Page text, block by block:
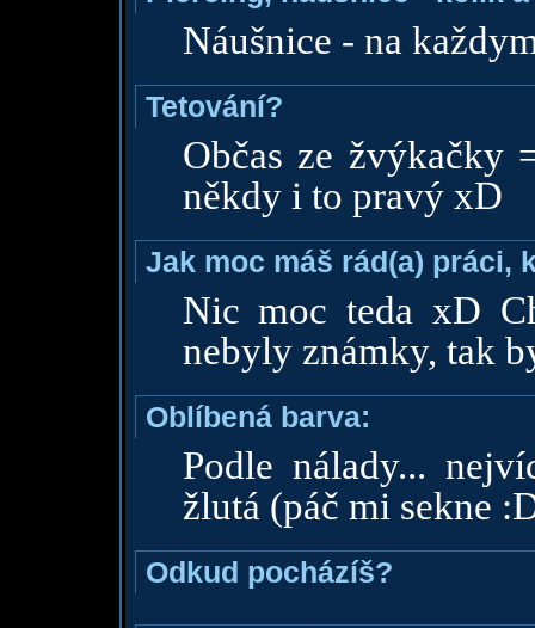
Náušnice - na
Tetování?
Občas ze žvýkačky
někdy i to pravý xD
Jak moc máš rád(a) práci,
Nic moc teda xD
nebyly známky, tak
Oblíbená barva:
Podle nálady...
žlutá (páč mi sekne
Odkud pocházíš?